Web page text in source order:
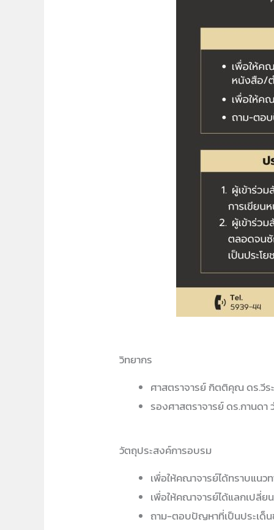
วิทยากร
ศาสตราจารย์ กิตติคุณ ดร.วี
รองศาสตราจารย์ ดร.กานดา
วัตถุประสงค์การอบรม
เพื่อให้คณาจารย์ได้ทราบแนว
เพื่อให้คณาจารย์ได้แลกเปลี่ย
ถาม-ตอบปัญหาที่เป็นประเด็